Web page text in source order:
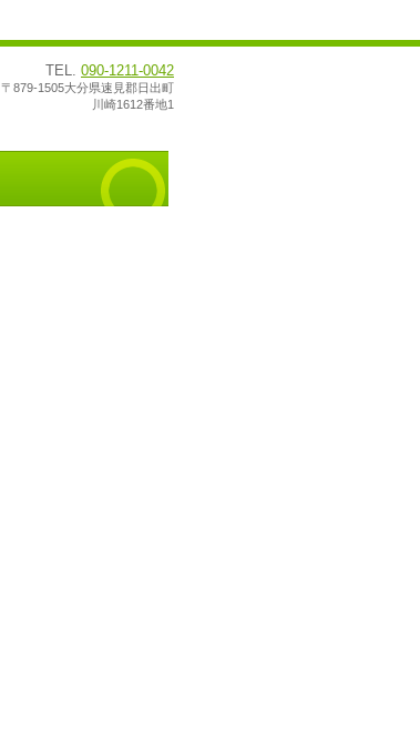
TEL. 090-1211-0042
〒879-1505大分県速見郡日出町
川崎1612番地1